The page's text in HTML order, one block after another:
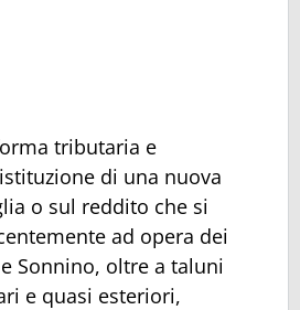
tributaria e
di una nuova
o sul reddito che si
ad opera dei
Sonnino, oltre a taluni
e quasi esteriori,